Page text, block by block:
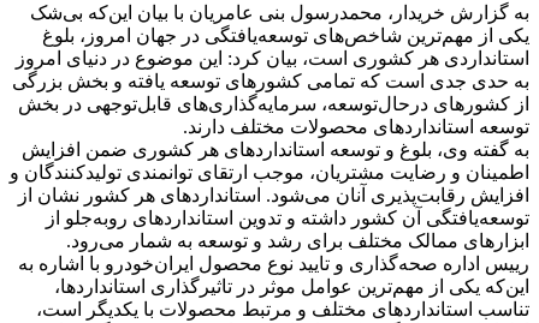
به گزارش خریدار، محمدرسول بنی عامریان با بیان این‌که بی‌شک
یکی از مهم‌ترین شاخص‌های توسعه‌یافتگی در جهان امروز، بلوغ
استانداردی هر کشوری است، بیان کرد: این موضوع در دنیای امروز
به حدی جدی است که تمامی کشورهای توسعه یافته و بخش بزرگی
از کشورهای درحال‌توسعه، سرمایه‌گذاری‌های قابل‌توجهی در بخش
توسعه استانداردهای محصولات مختلف دارند.
به گفته وی، بلوغ و توسعه استانداردهای هر کشوری ضمن افزایش
اطمینان و رضایت مشتریان، موجب ارتقای توانمندی تولیدکنندگان و
افزایش رقابت‌پذیری آنان می‌شود. استانداردهای هر کشور نشان از
توسعه‌یافتگی آن کشور داشته و تدوین استانداردهای روبه‌جلو از
ابزارهای ممالک مختلف برای رشد و توسعه به شمار می‌رود.
رییس اداره صحه‌گذاری و تایید نوع محصول ایران‌خودرو با اشاره به
این‌که یکی از مهم‌ترین عوامل موثر در تاثیرگذاری استانداردها،
تناسب استانداردهای مختلف و مرتبط محصولات با یکدیگر است،